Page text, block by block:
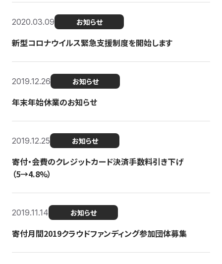
2020.03.09 お知らせ
新型コロナウイルス緊急支援制度を開始します
2019.12.26 お知らせ
年末年始休業のお知らせ
2019.12.25 お知らせ
寄付・会費のクレジットカード決済手数料引き下げ
（5→4.8%）
2019.11.14 お知らせ
寄付月間2019クラウドファンディング参加団体募集